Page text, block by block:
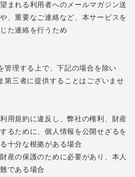
まれる利用者へのメールマガジン送
、重要なご連絡など、本サービスを
た連絡を行うため
管理する上で、下記の場合を除い
第三者に提供することはございませ
用規約に違反し、弊社の権利、財産
るために、個人情報を公開せざるを
十分な根拠がある場合
産の保護のために必要があり、本人
である場合